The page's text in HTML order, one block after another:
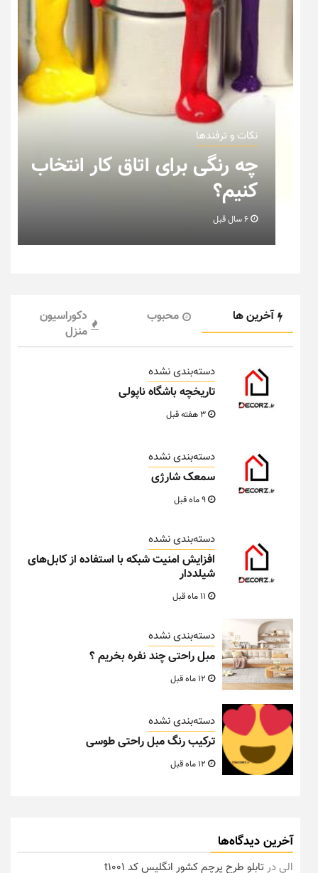
نکات و ترفندها
چه رنگی برای اتاق کار انتخاب
کنیم؟
آخرین ها محبوب
دکوراسیون
منزل
دسته‌بندی نشده
تاریخچه باشگاه ناپولی
دسته‌بندی نشده
سمعک شارژی
دسته‌بندی نشده
افزایش امنیت شبکه با استفاده از کابل‌های
شیلددار
دسته‌بندی نشده
مبل راحتی چند نفره بخریم ؟
دسته‌بندی نشده
ترکیب رنگ مبل راحتی طوسی
آخرین دیدگاه‌ها
الیدرتابلو طرح پرچم کشور انگلیس کد t1001